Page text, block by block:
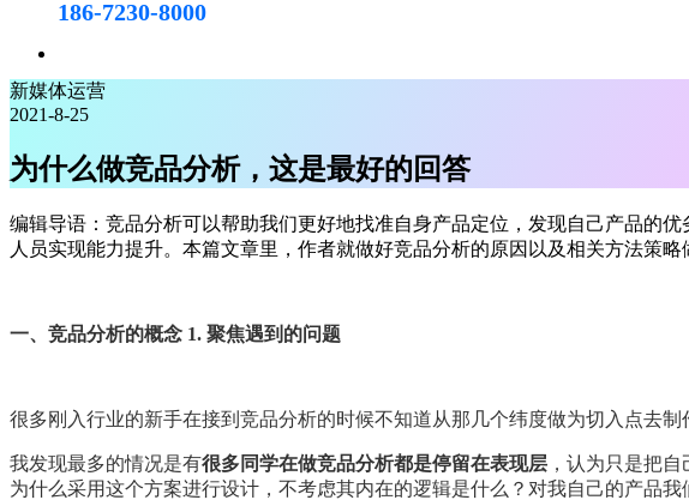
186-7230-8000
新媒体运营
2021-8-25
为什么做竞品分析，这是最好的回答
编辑导语：竞品分析可以帮助我们更好地找准自身产品定位，发现自己产品的
人员实现能力提升。本篇文章里，作者就做好竞品分析的原因以及相关方法策略
一、竞品分析的概念 1. 聚焦遇到的问题
很多刚入行业的新手在接到竞品分析的时候不知道从那几个纬度做为切入点去
我发现最多的情况是有很多同学在做竞品分析都是停留在表现层 ，认为只是把
为什么采用这个方案进行设计，不考虑其内在的逻辑是什么？对我自己的产品